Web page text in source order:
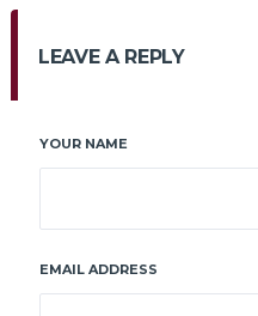
LEAVE A REPLY
YOUR NAME
EMAIL ADDRESS